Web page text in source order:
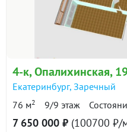
4-к, Опалихинская,
Екатеринбург, Заречный
76 м2 9/9 этаж
7 650 000 ₽ (100700 ₽/